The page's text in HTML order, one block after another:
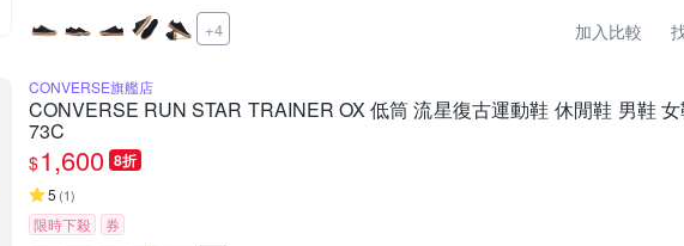
+4 加入比較
CONVERSE旗艦店
CONVERSE RUN STAR TRAINER OX 低筒 流星復古運動鞋 休閒鞋 男鞋
73C
$1,600 8折
5 (1)
限時下殺 券